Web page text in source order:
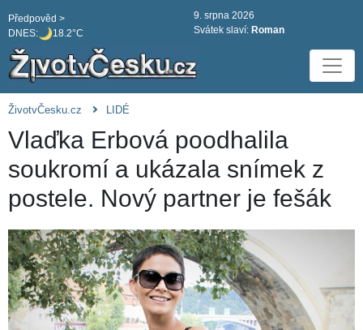
DNES: 18.2°C
Předpověd >
9. srpna 2026
Svátek slaví: Roman
ŽivotvČesku.cz LIDÉ
Vlaďka Erbová poodhalila
soukromí a ukázala snímek z
postele. Nový partner je fešák